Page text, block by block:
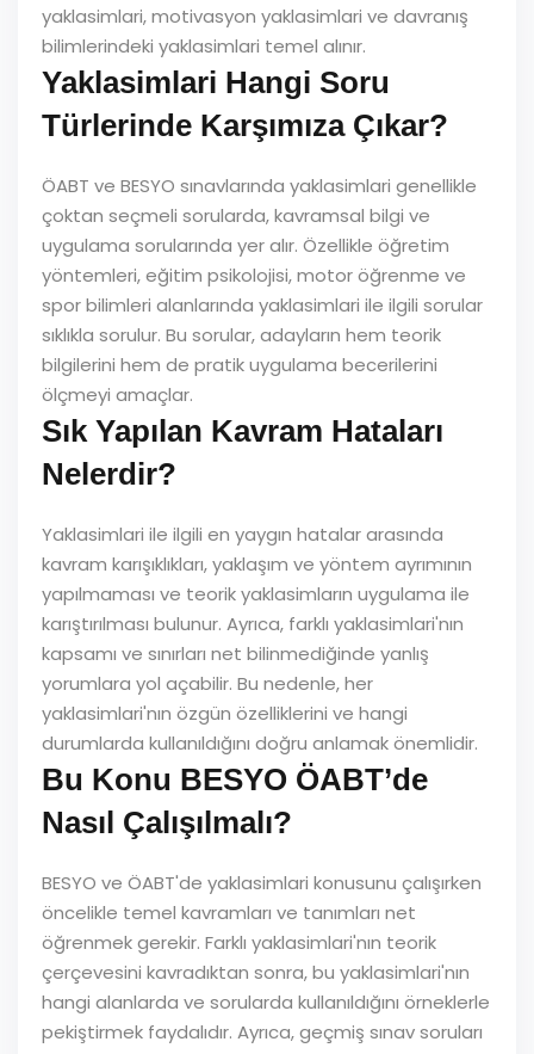
yaklasimlari, motivasyon yaklasimlari ve davranış
bilimlerindeki yaklasimlari temel alınır.
Yaklasimlari Hangi Soru
Türlerinde Karşımıza Çıkar?
ÖABT ve BESYO sınavlarında yaklasimlari genellikle
çoktan seçmeli sorularda, kavramsal bilgi ve
uygulama sorularında yer alır. Özellikle öğretim
yöntemleri, eğitim psikolojisi, motor öğrenme ve
spor bilimleri alanlarında yaklasimlari ile ilgili sorular
sıklıkla sorulur. Bu sorular, adayların hem teorik
bilgilerini hem de pratik uygulama becerilerini
ölçmeyi amaçlar.
Sık Yapılan Kavram Hataları
Nelerdir?
Yaklasimlari ile ilgili en yaygın hatalar arasında
kavram karışıklıkları, yaklaşım ve yöntem ayrımının
yapılmaması ve teorik yaklasimların uygulama ile
karıştırılması bulunur. Ayrıca, farklı yaklasimlari'nın
kapsamı ve sınırları net bilinmediğinde yanlış
yorumlara yol açabilir. Bu nedenle, her
yaklasimlari'nın özgün özelliklerini ve hangi
durumlarda kullanıldığını doğru anlamak önemlidir.
Bu Konu BESYO ÖABT’de
Nasıl Çalışılmalı?
BESYO ve ÖABT'de yaklasimlari konusunu çalışırken
öncelikle temel kavramları ve tanımları net
öğrenmek gerekir. Farklı yaklasimlari'nın teorik
çerçevesini kavradıktan sonra, bu yaklasimlari'nın
hangi alanlarda ve sorularda kullanıldığını örneklerle
pekiştirmek faydalıdır. Ayrıca, geçmiş sınav soruları